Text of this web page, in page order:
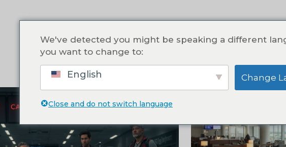
Todo
0
We've detected you might be speaking a different
you want to change to:
English Change
Close and do not switch language